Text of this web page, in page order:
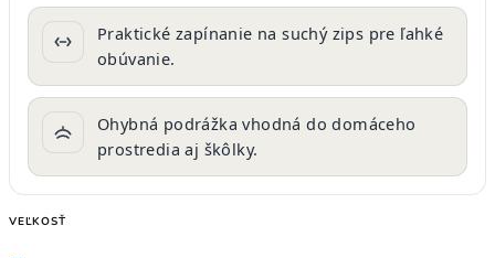
Praktické zapínanie na suchý zips pre ľahké
obúvanie.
Ohybná podrážka vhodná do domáceho
prostredia aj škôlky.
VEĽKOSŤ